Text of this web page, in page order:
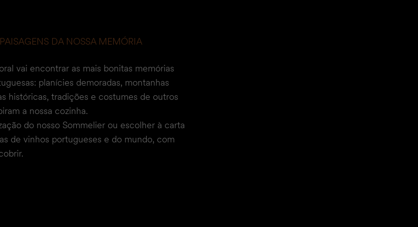
DA NOSSA MEMÓRIA
vai encontrar as mais bonitas memórias
planícies demoradas, montanhas
históricas, tradições e costumes de outros
a nossa cozinha.
do nosso Sommelier ou escolher à carta
de vinhos portugueses e do mundo, com